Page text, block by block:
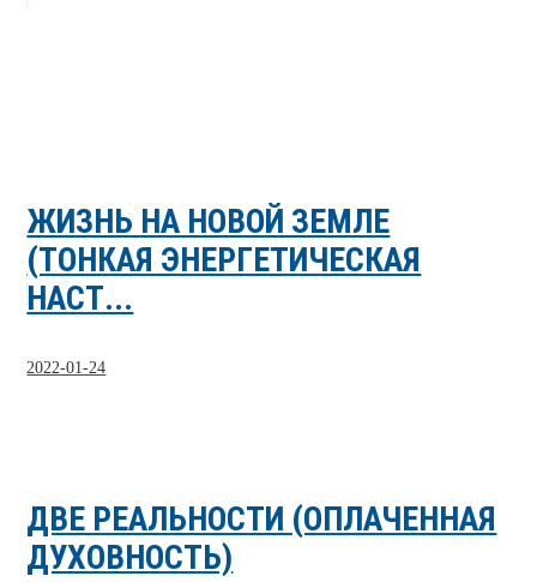
ЖИЗНЬ НА НОВОЙ ЗЕМЛЕ
(ТОНКАЯ ЭНЕРГЕТИЧЕСКАЯ
НАСТ...
2022-01-24
ДВЕ РЕАЛЬНОСТИ (ОПЛАЧЕННАЯ
ДУХОВНОСТЬ)